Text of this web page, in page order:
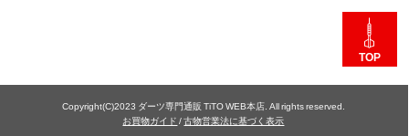
TOP
Copyright(C)2023 ダーツ専門通販 TiTO WEB本店. All rights reserved.
お買物ガイド /古物営業法に基づく表示